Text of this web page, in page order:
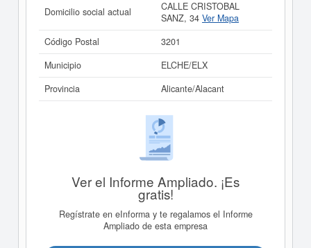
Domicilio social actual
CALLE CRISTOBAL
SANZ, 34 Ver Mapa
Código Postal
3201
Municipio
ELCHE/ELX
Provincia
Alicante/Alacant
Ver el Informe Ampliado. ¡Es
gratis!
Regístrate en eInforma y te regalamos el Informe
Ampliado de esta empresa